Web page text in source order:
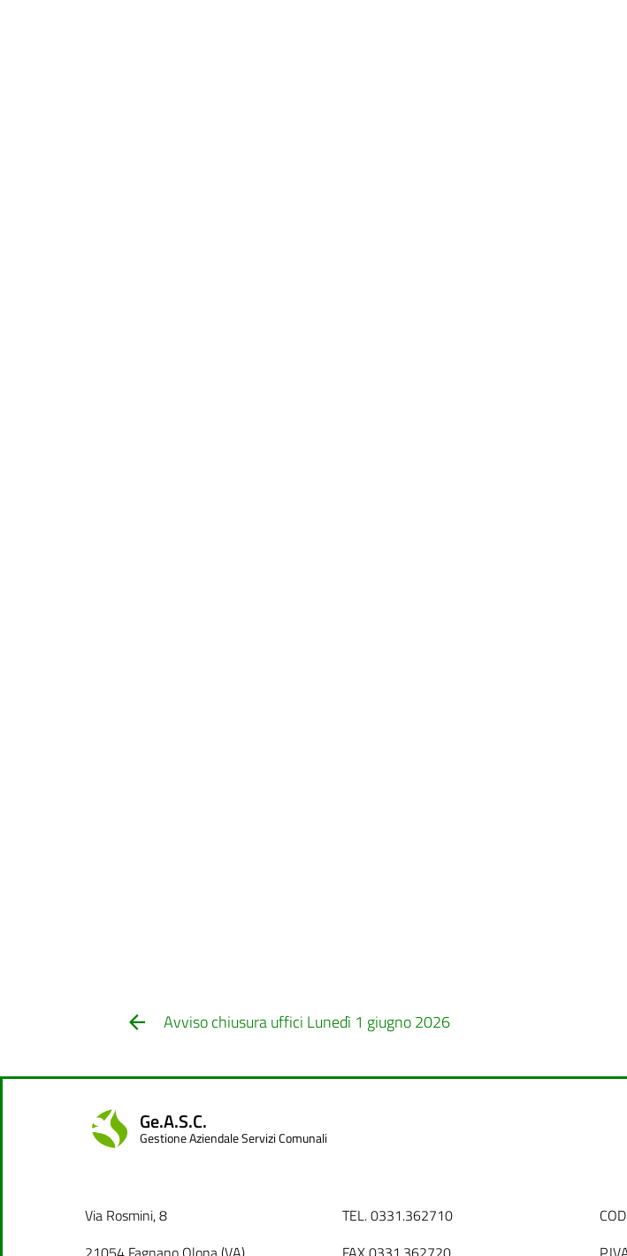
Avviso chiusura uffici Lunedì 1 giugno 2026
Ge.A.S.C.
Gestione Aziendale Servizi Comunali
Via Rosmini, 8
TEL. 0331.362710